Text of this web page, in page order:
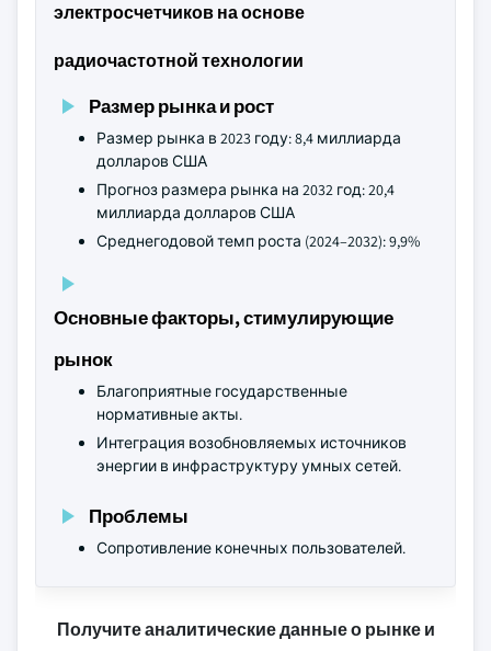
электросчетчиков на основе
радиочастотной технологии
Размер рынка и рост
Размер рынка в 2023 году: 8,4 миллиарда
долларов США
Прогноз размера рынка на 2032 год: 20,4
миллиарда долларов США
Среднегодовой темп роста (2024–2032): 9,9%
Основные факторы, стимулирующие
рынок
Благоприятные государственные
нормативные акты.
Интеграция возобновляемых источников
энергии в инфраструктуру умных сетей.
Проблемы
Сопротивление конечных пользователей.
Получите аналитические данные о рынке и